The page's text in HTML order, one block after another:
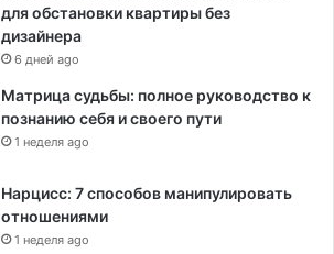
для обстановки квартиры без
дизайнера
6 дней ago
Матрица судьбы: полное руководство к
познанию себя и своего пути
1 неделя ago
Нарцисс: 7 способов манипулировать
отношениями
1 неделя ago